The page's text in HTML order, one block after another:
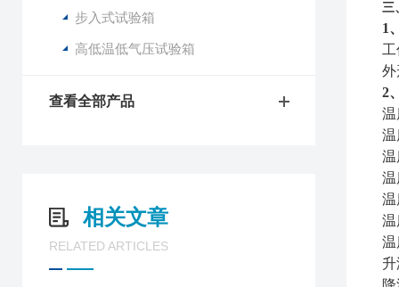
步入式试验箱
高低温低气压试验箱
查看全部产品
相关文章
RELATED ARTICLES
三
1
工
外
2